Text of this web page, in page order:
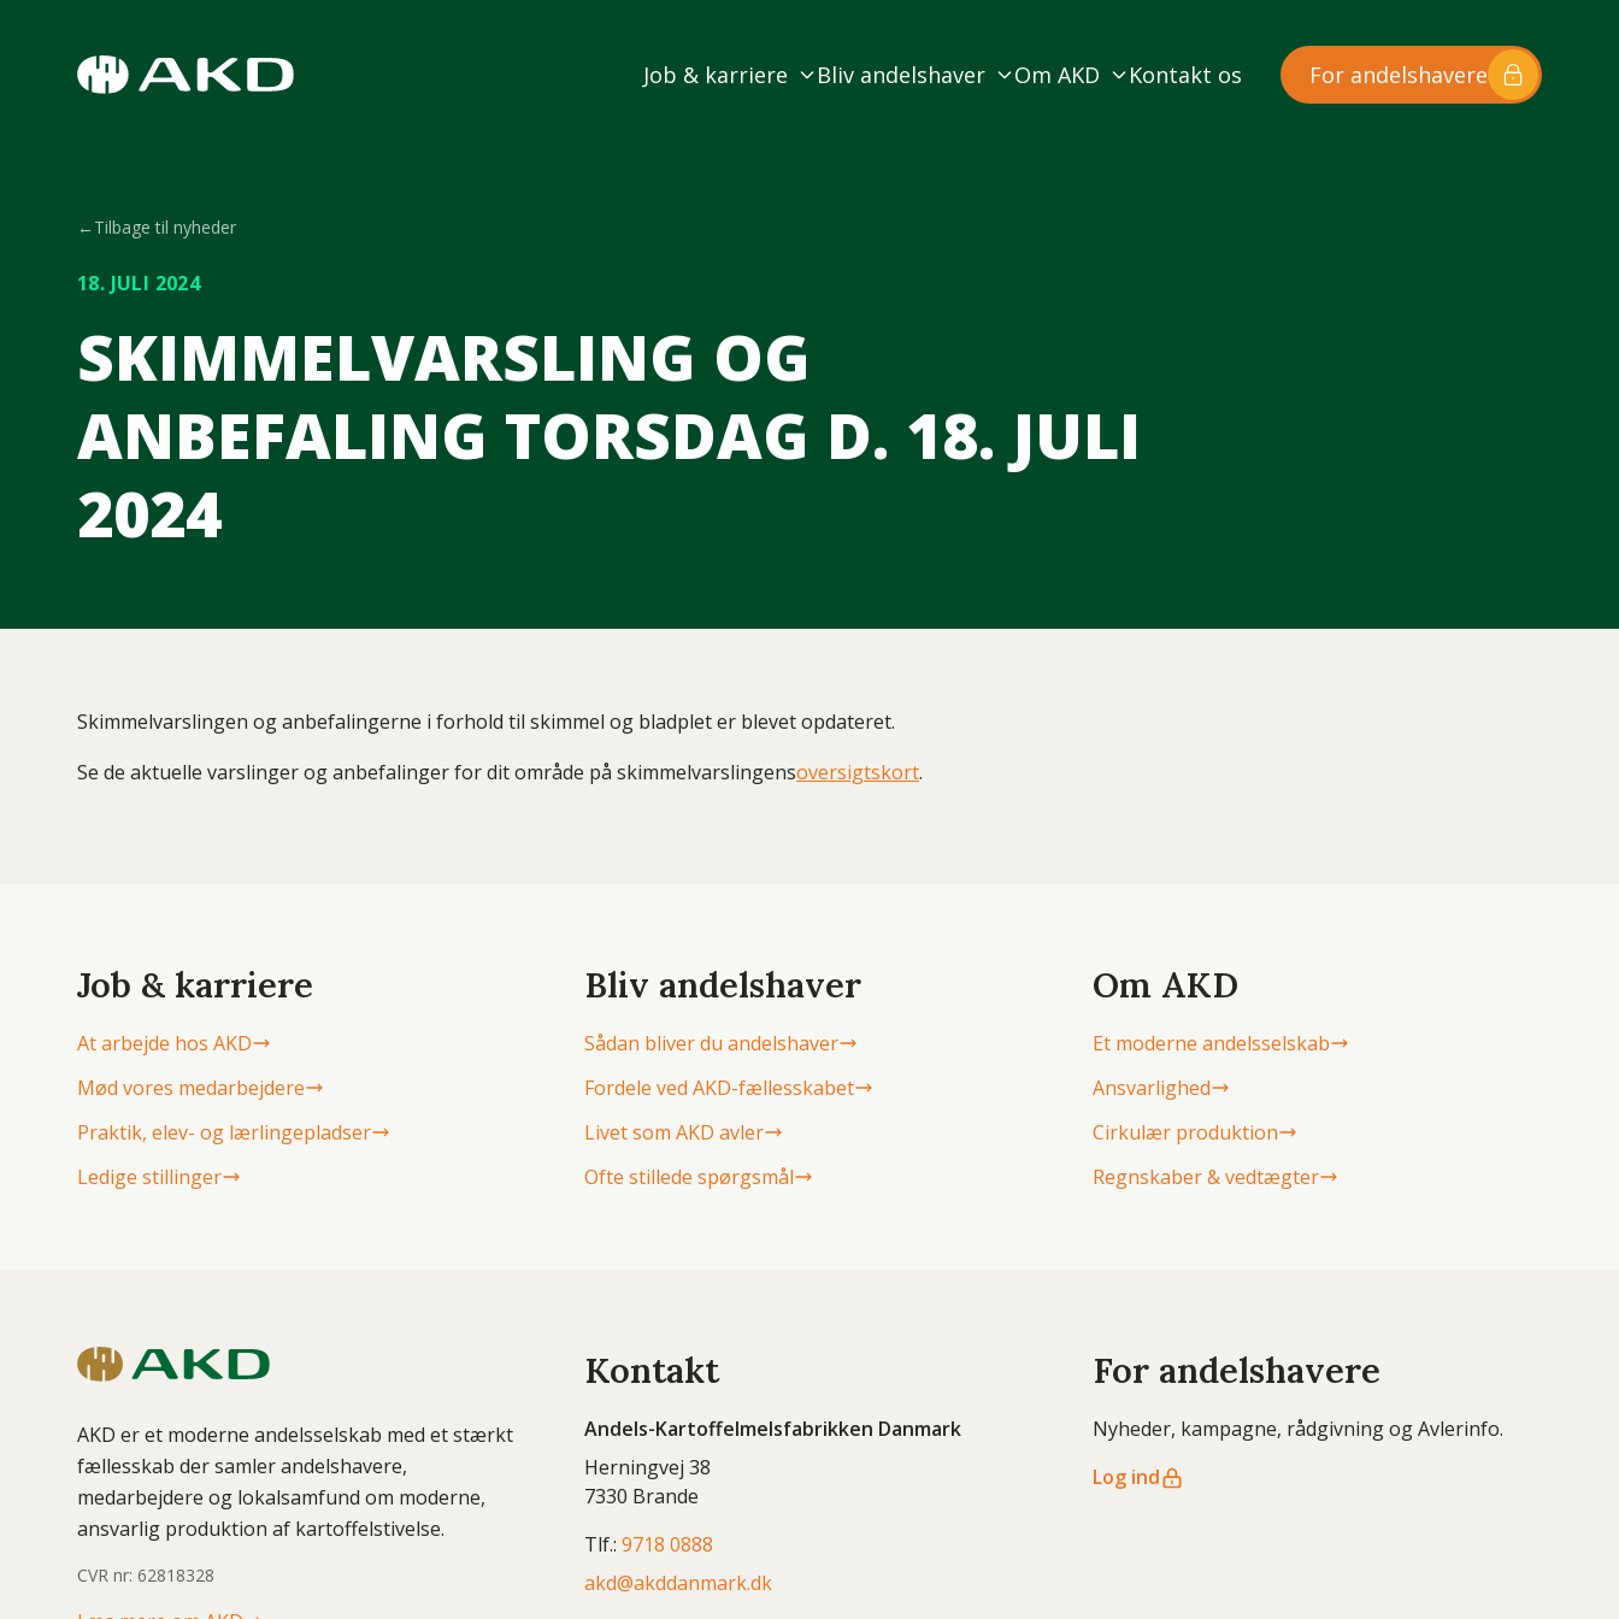
Job & karriere Bliv andelshaver Om AKD Kontakt os For andelshavere
←Tilbage til nyheder
18. JULI 2024
SKIMMELVARSLING OG
ANBEFALING TORSDAG D. 18. JULI
2024
Skimmelvarslingen og anbefalingerne i forhold til skimmel og bladplet er blevet opdateret.
Se de aktuelle varslinger og anbefalinger for dit område på skimmelvarslingensoversigtskort.
Job & karriere
At arbejde hos AKD
Mød vores medarbejdere
Praktik, elev- og lærlingepladser
Ledige stillinger
Bliv andelshaver
Sådan bliver du andelshaver
Fordele ved AKD-fællesskabet
Livet som AKD avler
Ofte stillede spørgsmål
Om AKD
Et moderne andelsselskab
Ansvarlighed
Cirkulær produktion
Regnskaber & vedtægter
AKD er et moderne andelsselskab med et stærkt
fællesskab der samler andelshavere,
medarbejdere og lokalsamfund om moderne,
ansvarlig produktion af kartoffelstivelse.
CVR nr: 62818328
Kontakt
Andels-Kartoffelmelsfabrikken Danmark
Herningvej 38
7330 Brande
Tlf.:9718 0888
akd@akddanmark.dk
For andelshavere
Nyheder, kampagne, rådgivning og Avlerinfo.
Log ind